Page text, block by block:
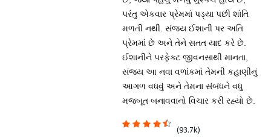
પરંતુ એકવાર પ્રેમમાં પડ્યા પછી શાંતિ
મળતી નથી. સંજય ઈશાની પર અતિ
પ્રેમમાં છે અને તેને સતત યાદ કરે છે.
ઈશાનીને પરફેક્ટ જીવનસાથી માનતા,
સંજય આ નવા વળાંકમાં તેમની કહાણીનું
આગળ વધવું અને તેમના સંબંધને વધુ
મજબૂત બનાવવાનો વિચાર કરી રહ્યો છે.
(93.7k)